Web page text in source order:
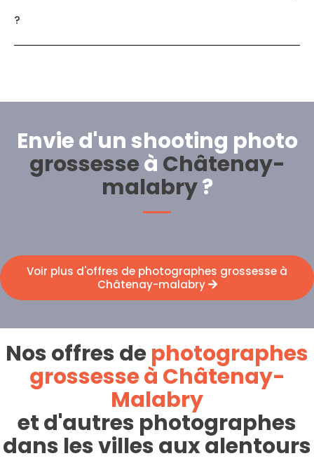
?
Envie d'un shooting photo
grossesseà Châtenay-
malabry?
Voir plus d'offres de photographes grossesse à
Châtenay-malabry
Nos offres dephotographes
grossesse à Châtenay-
Malabry
et d'autres photographes
dans les villes aux alentours